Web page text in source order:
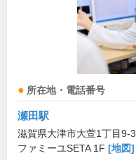
所在地・電話番号
瀬田駅
滋賀県大津市大萱1丁目9-3
ファミーユSETA 1F [地図]